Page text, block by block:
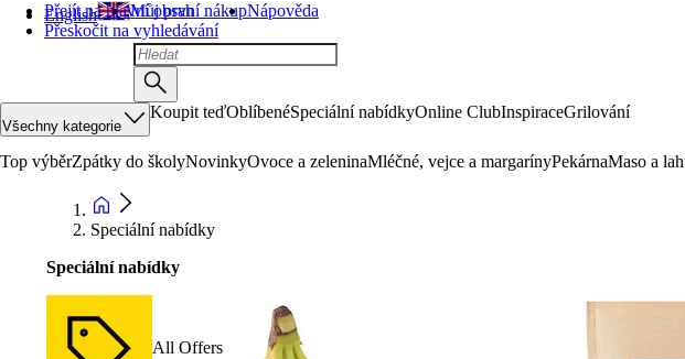
Přejít na hlavní obsah
Přeskočit na vyhledávání
English Můj první nákupNápověda
Všechny kategorie
Koupit teďOblíbenéSpeciální nabídkyOnline ClubInspiraceGrilování
Top výběrZpátky do školyNovinkyOvoce a zeleninaMléčné, vejce a margarínyPekárnaMaso a
Speciální nabídky
Speciální nabídky
All Offers